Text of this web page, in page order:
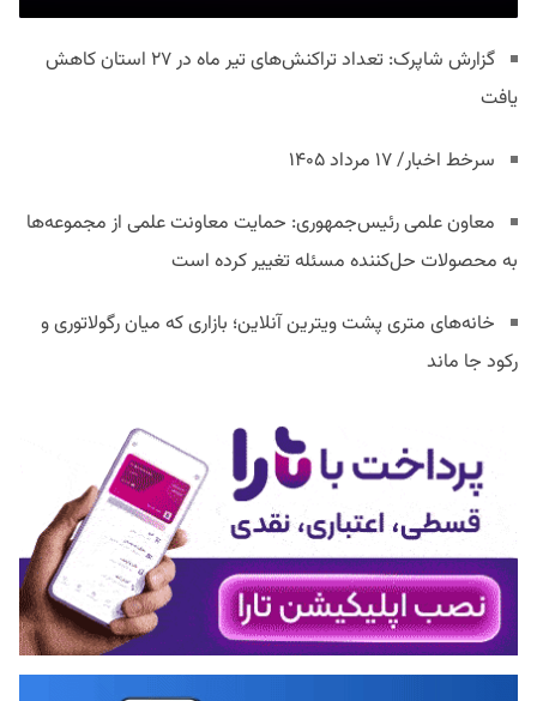
گزارش شاپرک: تعداد تراکنش‌های تیر ماه در ۲۷ استان‌ کاهش
یافت
سرخط اخبار/ ۱۷ مرداد ۱۴۰۵
معاون علمی رئیس‌جمهوری: حمایت معاونت علمی از مجموعه‌ها
به محصولات حل‌کننده مسئله تغییر کرده است
خانه‌های متری پشت ویترین آنلاین؛ بازاری که میان رگولاتوری و
رکود جا ماند